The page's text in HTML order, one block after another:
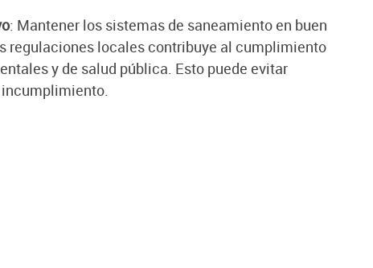
: Mantener los sistemas de saneamiento en buen
regulaciones locales contribuye al cumplimiento
y de salud pública. Esto puede evitar